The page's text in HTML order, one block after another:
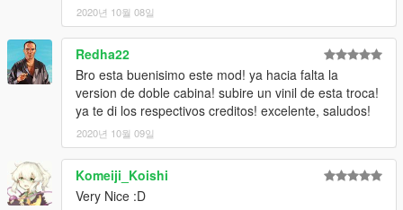
2020년 10월 08일
Redha22
Bro esta buenisimo este mod! ya hacia falta la
version de doble cabina! subire un vinil de esta troca!
ya te di los respectivos creditos! excelente, saludos!
2020년 10월 09일
Komeiji_Koishi
Very Nice :D